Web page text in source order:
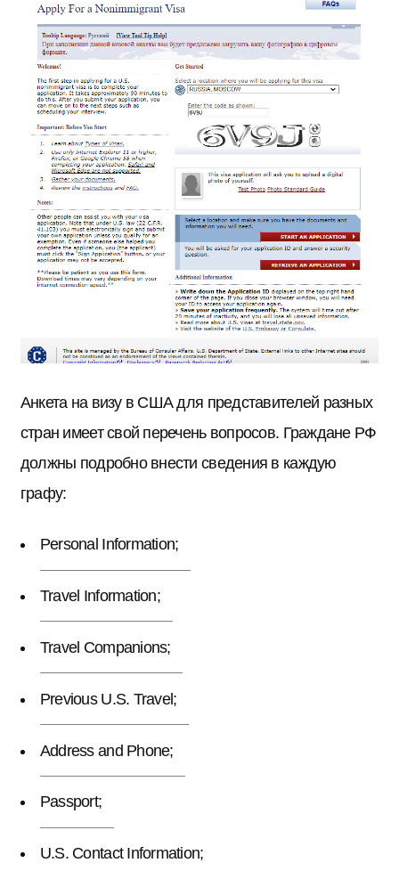
Анкета на визу в США для представителей разных
стран имеет свой перечень вопросов. Граждане РФ
должны подробно внести сведения в каждую
графу:
Personal Information;
Travel Information;
Travel Companions;
Previous U.S. Travel;
Address and Phone;
Passport;
U.S. Contact Information;